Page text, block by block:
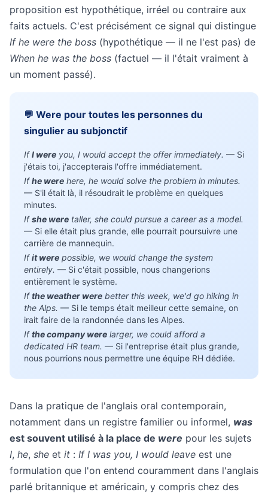
proposition est hypothétique, irréel ou contraire aux
faits actuels. C'est précisément ce signal qui distingue
If he were the boss (hypothétique — il ne l'est pas) de
When he was the boss (factuel — il l'était vraiment à
un moment passé).
💬 Were pour toutes les personnes du
singulier au subjonctif
IfI were you, I would accept the offer immediately. — Si
j'étais toi, j'accepterais l'offre immédiatement.
Ifhe were here, he would solve the problem in minutes.
— S'il était là, il résoudrait le problème en quelques
minutes.
Ifshe were taller, she could pursue a career as a model.
— Si elle était plus grande, elle pourrait poursuivre une
carrière de mannequin.
Ifit were possible, we would change the system
entirely. — Si c'était possible, nous changerions
entièrement le système.
Ifthe weather were better this week, we'd go hiking in
the Alps. — Si le temps était meilleur cette semaine, on
irait faire de la randonnée dans les Alpes.
Ifthe company were larger, we could afford a
dedicated HR team. — Si l'entreprise était plus grande,
nous pourrions nous permettre une équipe RH dédiée.
Dans la pratique de l'anglais oral contemporain,
notamment dans un registre familier ou informel, was
est souvent utilisé à la place de were pour les sujets
I, he, she et it : If I was you, I would leave est une
formulation que l'on entend couramment dans l'anglais
parlé britannique et américain, y compris chez des